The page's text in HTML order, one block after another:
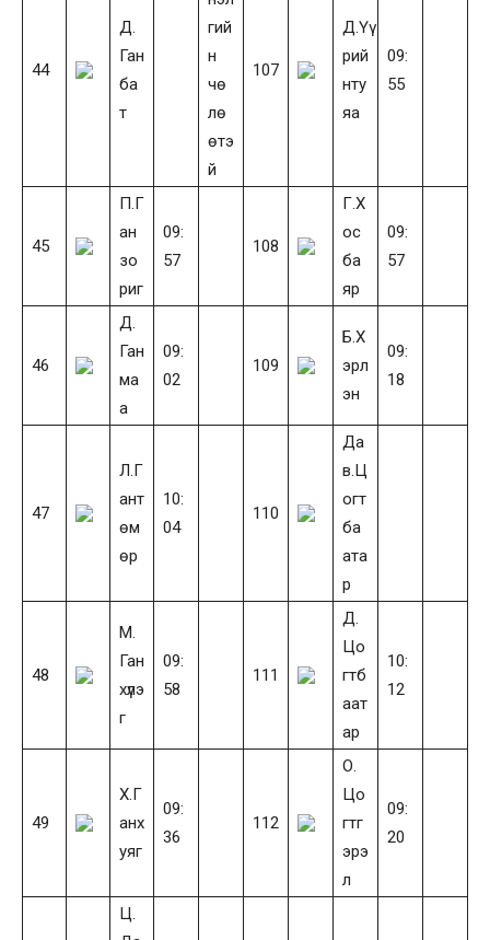
44
Д.
Ган
ба
т
гий
н
чө
лө
өтэ
й
107
Д.Үү
рий
нту
яа
09:
55
45
П.Г
ан
зо
риг
09:
57
108
Г.Х
ос
ба
яр
09:
57
46
Д.
Ган
ма
а
09:
02
109
Б.Х
эрл
эн
09:
18
47
Л.Г
ант
өм
өр
10:
04
110
Да
в.Ц
огт
ба
ата
р
48
М.
Ган
хүлэ
г
09:
58
111
Д.
Цо
гтб
аат
ар
10:
12
49
Х.Г
анх
уяг
09:
36
112
О.
Цо
гтг
эрэ
л
09:
20
Ц.